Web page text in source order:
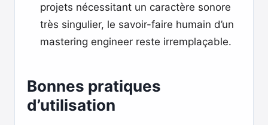
projets nécessitant un caractère sonore
très singulier, le savoir-faire humain d’un
mastering engineer reste irremplaçable.
Bonnes pratiques
d’utilisation